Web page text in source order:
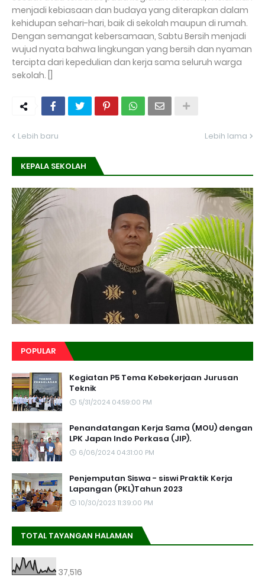
menjadi kebiasaan dan budaya yang diterapkan dalam
kehidupan sehari-hari, baik di sekolah maupun di rumah.
Dengan semangat kebersamaan, Sabtu Bersih menjadi
wujud nyata bahwa lingkungan yang bersih dan nyaman
tercipta dari kepedulian dan kerja sama seluruh warga
sekolah. []
Lebih baru Lebih lama
KEPALA SEKOLAH
POPULAR
Kegiatan P5 Tema Kebekerjaan Jurusan
Teknik
5/31/2024 04:59:00 PM
Penandatangan Kerja Sama (MOU) dengan
LPK Japan Indo Perkasa (JIP).
6/06/2024 04:31:00 PM
Penjemputan Siswa - siswi Praktik Kerja
Lapangan (PKL)Tahun 2023
10/30/2023 11:39:00 PM
TOTAL TAYANGAN HALAMAN
37,516